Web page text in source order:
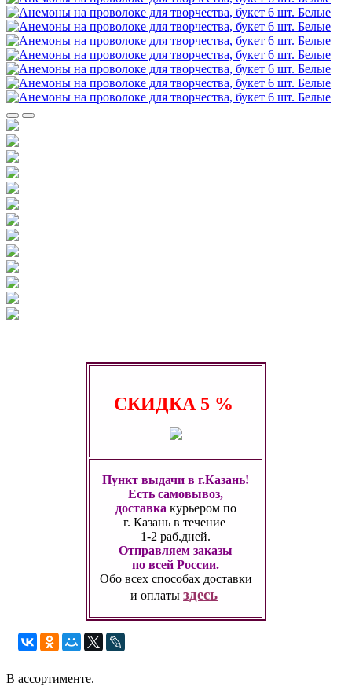
СКИДКА 5 %
Пункт выдачи в г.Казань!
Есть самовывоз,
доставка курьером по
г. Казань в течение
1-2 раб.дней.
Отправляем заказы
по всей России.
Обо всех способах доставки
и оплатыздесь
В ассортименте.